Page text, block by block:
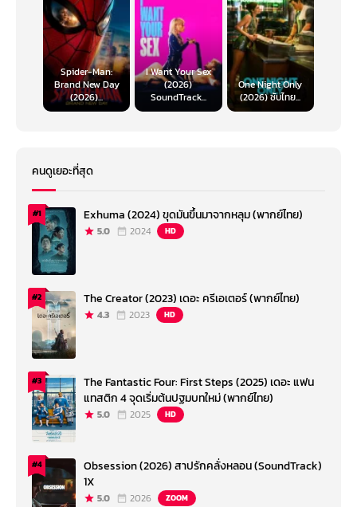
Spider-Man:
Brand New Day
(2026)...
I Want Your Sex
(2026)
SoundTrack...
One Night Only
(2026) ซับไทย...
คนดูเยอะที่สุด
#1 Exhuma (2024) ขุดมันขึ้นมาจากหลุม (พากย์ไทย)
5.0 2024 HD
#2 The Creator (2023) เดอะ ครีเอเตอร์ (พากย์ไทย)
4.3 2023 HD
#3
The Fantastic Four: First Steps (2025) เดอะ แฟน
แทสติก 4 จุดเริ่มต้นปฐมบทใหม่ (พากย์ไทย)
5.0 2025 HD
#4
Obsession (2026) สาปรักคลั่งหลอน (SoundTrack)
1X
5.0 2026 ZOOM